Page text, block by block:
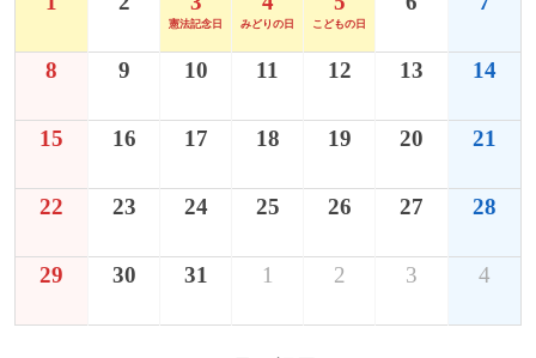
憲法記念日 みどりの日 こどもの日
8 9 10 11 12 13 14
15 16 17 18 19 20 21
22 23 24 25 26 27 28
29 30 31 1 2 3 4